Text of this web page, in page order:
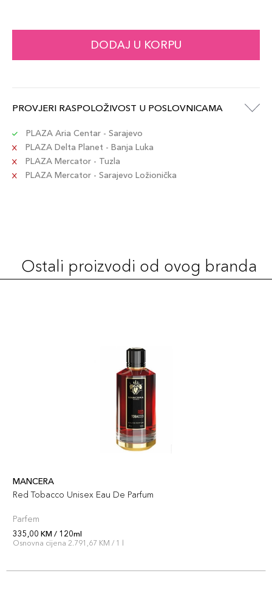
DODAJ U KORPU
PROVJERI RASPOLOŽIVOST U POSLOVNICAMA
PLAZA Aria Centar - Sarajevo
PLAZA Delta Planet - Banja Luka
PLAZA Mercator - Tuzla
PLAZA Mercator - Sarajevo Ložionička
Ostali proizvodi od ovog branda
MANCERA
Red Tobacco Unisex Eau De Parfum
Parfem
335,00 KM / 120ml
Osnovna cijena 2.791,67 KM / 1 l